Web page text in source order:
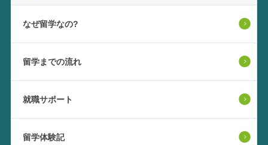
なぜ留学なの?
留学までの流れ
就職サポート
留学体験記